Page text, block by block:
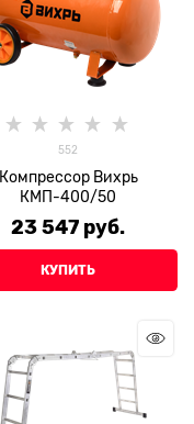
552
Компрессор Вихрь
КМП-400/50
23 547 руб.
КУПИТЬ